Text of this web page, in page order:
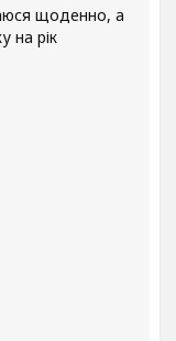
щоденно, а
на рік